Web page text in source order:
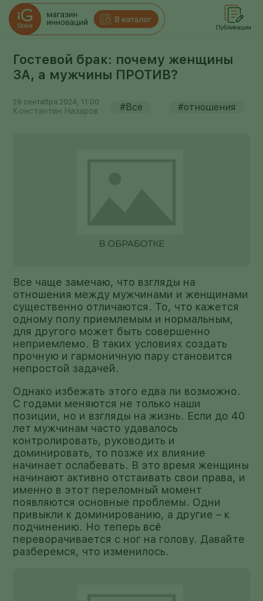
Гостевой брак: почему женщины
ЗА, а мужчины ПРОТИВ?
29 сентября 2024, 11:00
Константин Назаров #Все #отношения
Все чаще замечаю, что взгляды на
отношения между мужчинами и женщинами
существенно отличаются. То, что кажется
одному полу приемлемым и нормальным,
для другого может быть совершенно
неприемлемо. В таких условиях создать
прочную и гармоничную пару становится
непростой задачей.
Однако избежать этого едва ли возможно.
С годами меняются не только наши
позиции, но и взгляды на жизнь. Если до 40
лет мужчинам часто удавалось
контролировать, руководить и
доминировать, то позже их влияние
начинает ослабевать. В это время женщины
начинают активно отстаивать свои права, и
именно в этот переломный момент
появляются основные проблемы. Одни
привыкли к доминированию, а другие – к
подчинению. Но теперь всё
переворачивается с ног на голову. Давайте
разберемся, что изменилось.